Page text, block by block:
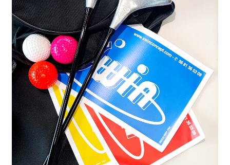
Méthodes et tarifs de livraison
Mon compte
Panier
Politique de confidentialité
Validation de la commande